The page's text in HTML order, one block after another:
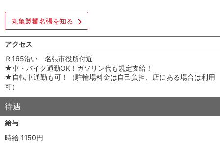
丸亀製麺名張を知る
アクセス
Ｒ165沿い 名張市役所付近
★車・バイク通勤OK！ガソリン代も規定支給！
★自転車通勤も可！（駐輪場料金は自己負担、店にある場合は利用
可）
待遇
給与
時給 1150円